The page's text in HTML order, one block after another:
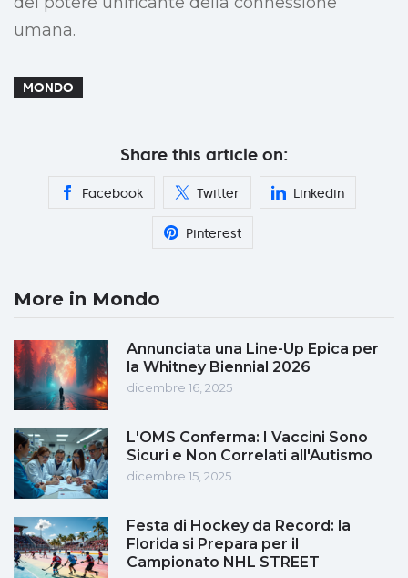
umana.
MONDO
Share this article on:
Facebook Twitter Linkedin
Pinterest
More in Mondo
Annunciata una Line-Up Epica per
la Whitney Biennial 2026
dicembre 16, 2025
L'OMS Conferma: I Vaccini Sono
Sicuri e Non Correlati all'Autismo
dicembre 15, 2025
Festa di Hockey da Record: la
Florida si Prepara per il
Campionato NHL STREET